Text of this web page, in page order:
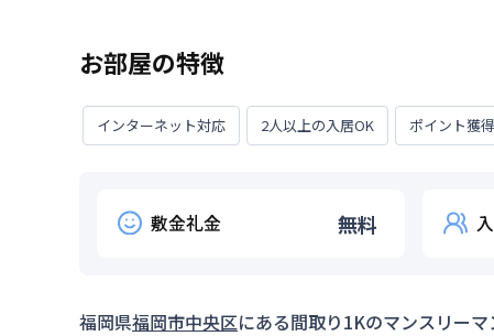
お部屋の特徴
インターネット対応 2人以上の入居OK ポイント獲得
敷金礼金 無料
福岡県福岡市中央区にある間取り1Kのマンスリー